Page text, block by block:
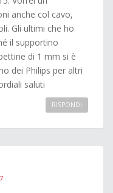
anche col cavo,
Gli ultimi che ho
il supportino
di 1 mm si è
dei Philips per altri
saluti
RISPONDI